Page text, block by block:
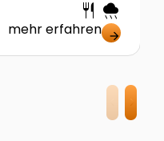
restaurant rainy
mehr erfahren arrow_forward